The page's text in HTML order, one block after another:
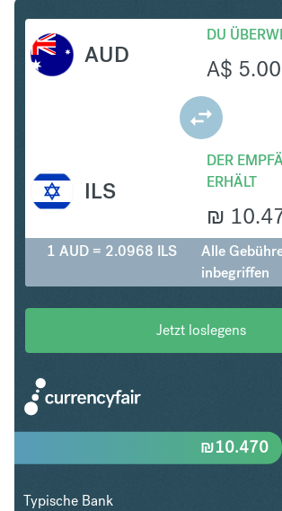
AUD
DU
A$
DER
ERHÄLT
₪
ILS
1 AUD = 2.0968 ILS
Alle
inbegriffen
Jetzt loslegens
₪10.470
Typische Bank